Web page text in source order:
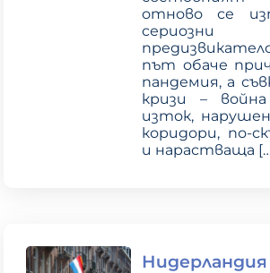
отново се
сериозни
път обаче
пандемия, а
кризи –
изток,
коридори, по-
и нарастваща